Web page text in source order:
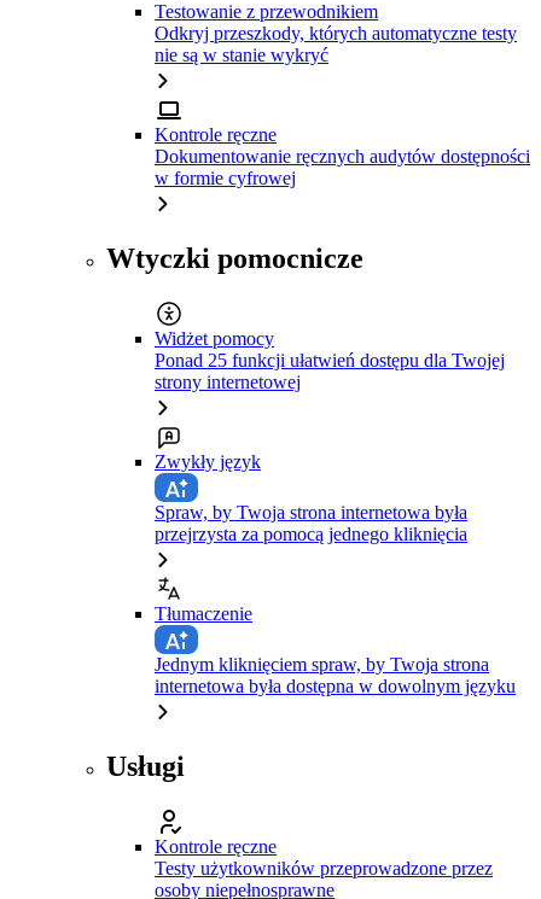
Testowanie z przewodnikiem
Odkryj przeszkody, których automatyczne testy
nie są w stanie wykryć
Kontrole ręczne
Dokumentowanie ręcznych audytów dostępności
w formie cyfrowej
Wtyczki pomocnicze
Widżet pomocy
Ponad 25 funkcji ułatwień dostępu dla Twojej
strony internetowej
Zwykły język
Spraw, by Twoja strona internetowa była
przejrzysta za pomocą jednego kliknięcia
Tłumaczenie
Jednym kliknięciem spraw, by Twoja strona
internetowa była dostępna w dowolnym języku
Usługi
Kontrole ręczne
Testy użytkowników przeprowadzone przez
osoby niepełnosprawne